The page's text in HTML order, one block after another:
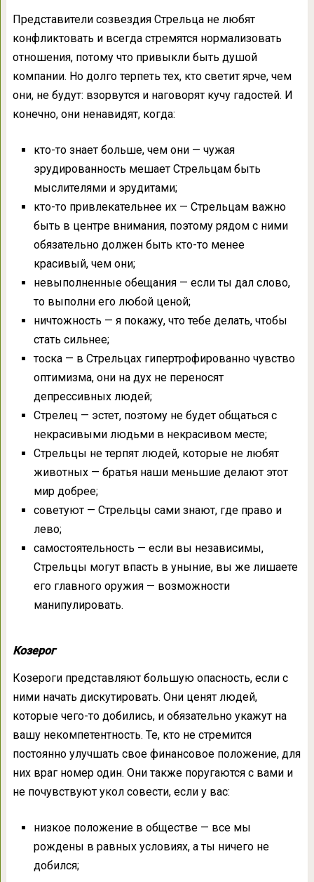
Представители созвездия Стрельца не любят
конфликтовать и всегда стремятся нормализовать
отношения, потому что привыкли быть душой
компании. Но долго терпеть тех, кто светит ярче, чем
они, не будут: взорвутся и наговорят кучу гадостей. И
конечно, они ненавидят, когда:
кто-то знает больше, чем они — чужая
эрудированность мешает Стрельцам быть
мыслителями и эрудитами;
кто-то привлекательнее их — Стрельцам важно
быть в центре внимания, поэтому рядом с ними
обязательно должен быть кто-то менее
красивый, чем они;
невыполненные обещания — если ты дал слово,
то выполни его любой ценой;
ничтожность — я покажу, что тебе делать, чтобы
стать сильнее;
тоска — в Стрельцах гипертрофированно чувство
оптимизма, они на дух не переносят
депрессивных людей;
Стрелец — эстет, поэтому не будет общаться с
некрасивыми людьми в некрасивом месте;
Стрельцы не терпят людей, которые не любят
животных — братья наши меньшие делают этот
мир добрее;
советуют — Стрельцы сами знают, где право и
лево;
самостоятельность — если вы независимы,
Стрельцы могут впасть в уныние, вы же лишаете
его главного оружия — возможности
манипулировать.
Козерог
Козероги представляют большую опасность, если с
ними начать дискутировать. Они ценят людей,
которые чего-то добились, и обязательно укажут на
вашу некомпетентность. Те, кто не стремится
постоянно улучшать свое финансовое положение, для
них враг номер один. Они также поругаются с вами и
не почувствуют укол совести, если у вас:
низкое положение в обществе — все мы
рождены в равных условиях, а ты ничего не
добился;